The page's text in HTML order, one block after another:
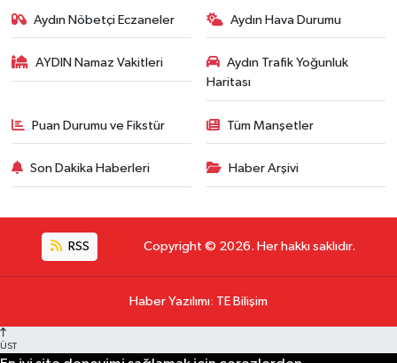
Aydın Nöbetçi Eczaneler Aydın Hava Durumu
AYDIN Namaz Vakitleri
Aydın Trafik Yoğunluk
Haritası
Puan Durumu ve Fikstür Tüm Manşetler
Son Dakika Haberleri Haber Arşivi
RSS Copyright © 2026. Her hakkı saklıdır.
Haber Yazılımı: TE Bilişim
ÜST